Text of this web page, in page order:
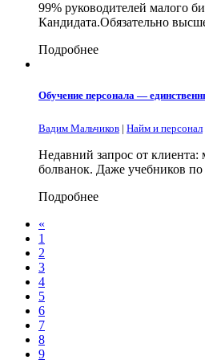
99% руководителей малого
Кандидата.Обязательно
Подробнее
Обучение персонала —
Вадим Мальчиков | Найм и персонал
Недавний запрос от
болванок. Даже учебников
Подробнее
«
1
2
3
4
5
6
7
8
9